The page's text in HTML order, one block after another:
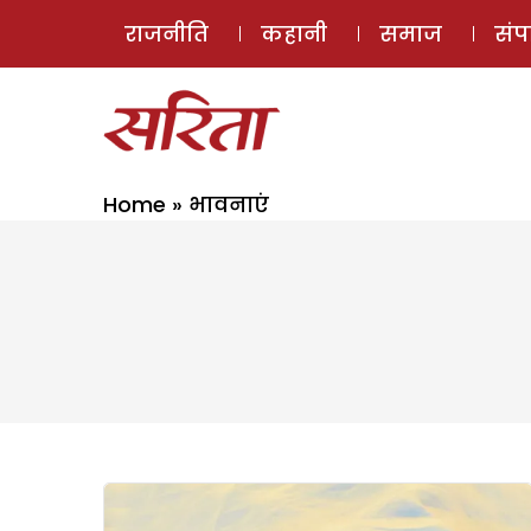
राजनीति कहानी समाज
Home » भावनाएं